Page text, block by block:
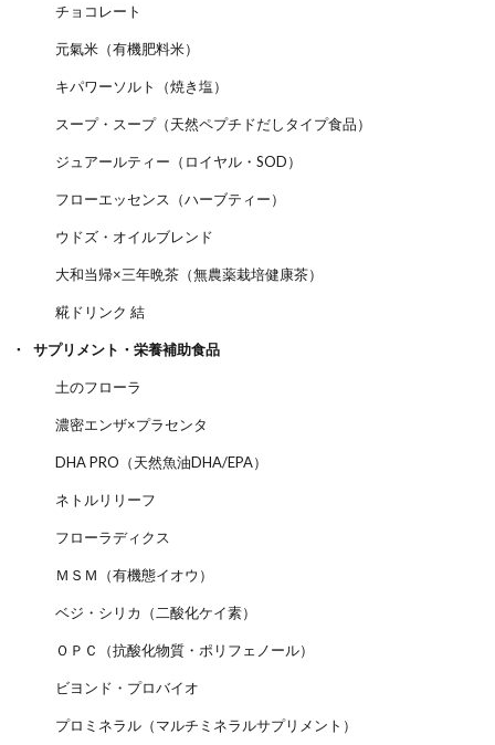
チョコレート
元氣米（有機肥料米）
キパワーソルト（焼き塩）
スープ・スープ（天然ペプチドだしタイプ食品）
ジュアールティー（ロイヤル・SOD）
フローエッセンス（ハーブティー）
ウドズ・オイルブレンド
大和当帰×三年晩茶（無農薬栽培健康茶）
糀ドリンク 結
サプリメント・栄養補助食品
土のフローラ
濃密エンザ×プラセンタ
DHA PRO（天然魚油DHA/EPA）
ネトルリリーフ
フローラディクス
ＭＳＭ（有機態イオウ）
ベジ・シリカ（二酸化ケイ素）
ＯＰＣ（抗酸化物質・ポリフェノール）
ビヨンド・プロバイオ
プロミネラル（マルチミネラルサプリメント）